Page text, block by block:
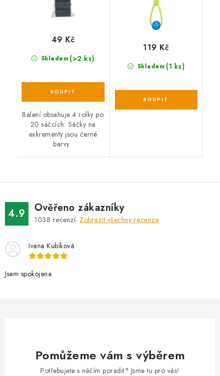
Skladem (>2 ks)
49 Kč
Balení obsahuje 4 rolky po
20 sáčcích. Sáčky na
exkrementy jsou černé
barvy.
Skladem (1 ks)
119 Kč
4.9 Ověřeno zákazníky
1038 recenzí. Zobrazit všechny recenze
Ivana Kubíková
Jsem spokojena.
Pomůžeme vám s výběrem
Potřebujete s něčím poradit? Jsme tu pro vás!